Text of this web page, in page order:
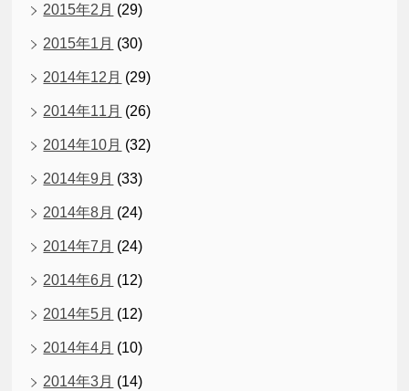
2015年2月 (29)
2015年1月 (30)
2014年12月 (29)
2014年11月 (26)
2014年10月 (32)
2014年9月 (33)
2014年8月 (24)
2014年7月 (24)
2014年6月 (12)
2014年5月 (12)
2014年4月 (10)
2014年3月 (14)